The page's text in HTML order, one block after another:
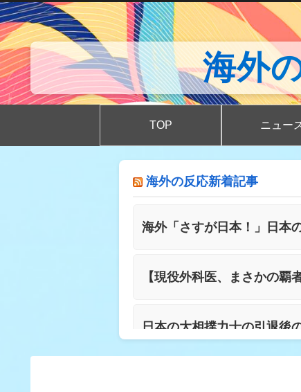
海外
TOP ニュー
海外の反応新着記事
海外「さすが日本！」日本
【現役外科医、まさかの覇
日本の大相撲力士の引退後